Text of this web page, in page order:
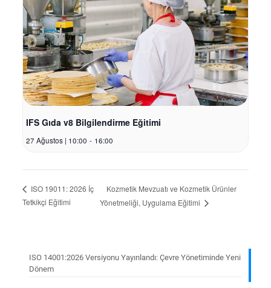
IFS Gıda v8 Bilgilendirme Eğitimi
27 Ağustos | 10:00 - 16:00
ISO 19011: 2026 İç
Tetkikçi Eğitimi
Kozmetik Mevzuatı ve Kozmetik Ürünler
Yönetmeliği, Uygulama Eğitimi
ISO 14001:2026 Versiyonu Yayınlandı: Çevre Yönetiminde Yeni
Dönem